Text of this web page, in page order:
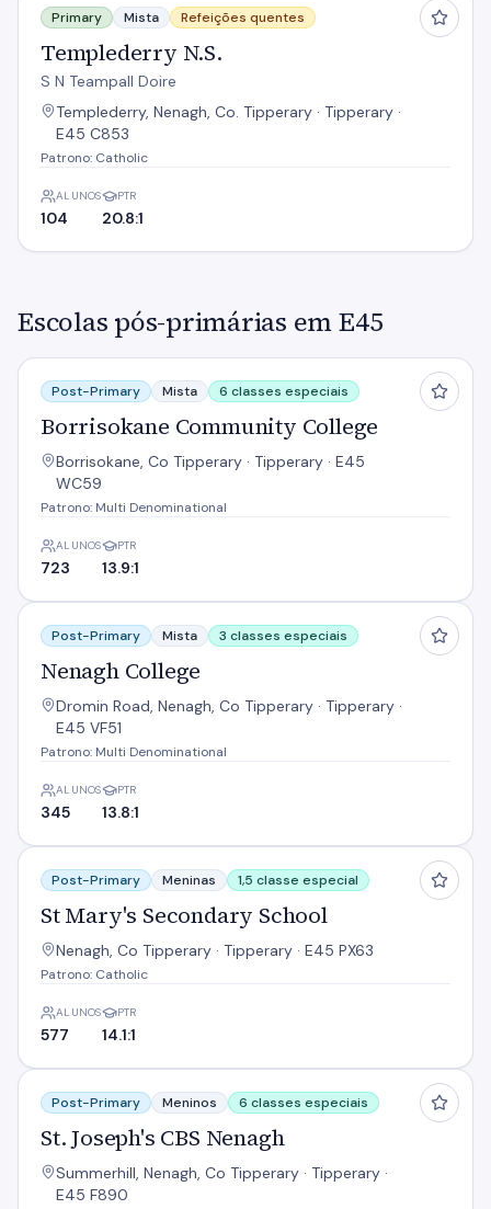
Primary Mista Refeições quentes
Templederry N.S.
S N Teampall Doire
Templederry, Nenagh, Co. Tipperary · Tipperary ·
E45 C853
Patrono: Catholic
ALUNOS
104
PTR
20.8:1
Escolas pós-primárias em E45
Borrisokane Community College
Post-Primary Mista 6 classes especiais
Borrisokane Community College
Borrisokane, Co Tipperary · Tipperary · E45
WC59
Patrono: Multi Denominational
ALUNOS
723
PTR
13.9:1
Nenagh College
Post-Primary Mista 3 classes especiais
Nenagh College
Dromin Road, Nenagh, Co Tipperary · Tipperary ·
E45 VF51
Patrono: Multi Denominational
ALUNOS
345
PTR
13.8:1
St Mary's Secondary School
Post-Primary Meninas 1,5 classe especial
St Mary's Secondary School
Nenagh, Co Tipperary · Tipperary · E45 PX63
Patrono: Catholic
ALUNOS
577
PTR
14.1:1
St. Joseph's CBS Nenagh
Post-Primary Meninos 6 classes especiais
St. Joseph's CBS Nenagh
Summerhill, Nenagh, Co Tipperary · Tipperary ·
E45 F890